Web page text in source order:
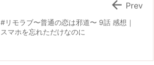
#リモラブ〜普通の恋は邪道〜 9話 感想｜
スマホを忘れただけなのに
 Prev